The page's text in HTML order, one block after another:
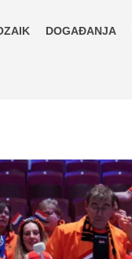
DOGAĐANJA